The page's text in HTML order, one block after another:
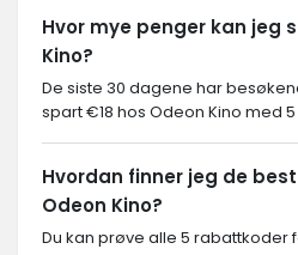
Hvor mye penger kan jeg
Kino?
De siste 30 dagene har
spart €18 hos Odeon Kino med
Hvordan finner jeg de
Odeon Kino?
Du kan prøve alle 5 rabattkoder